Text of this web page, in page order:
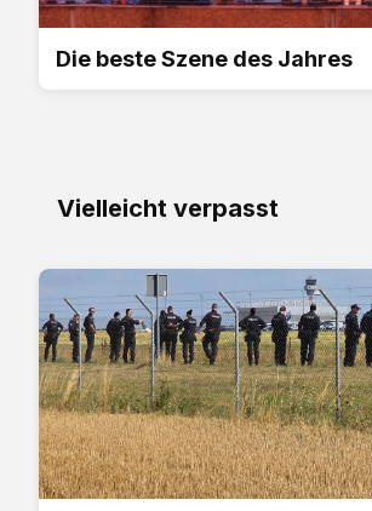
Die beste Szene des Jahres
Vielleicht verpasst